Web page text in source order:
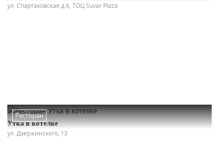
ул. Спартаковская д.6, ТОЦ Suvar Plaza
Ресторан
Утка в котелке
ул. Дзержинского, 13